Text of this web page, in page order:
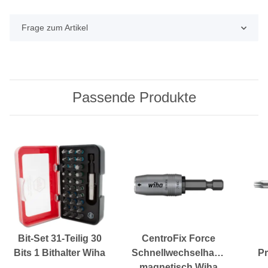
Frage zum Artikel
Passende Produkte
Bit-Set 31-Teilig 30
Bits 1 Bithalter Wiha
CentroFix Force
Schnellwechselhalter